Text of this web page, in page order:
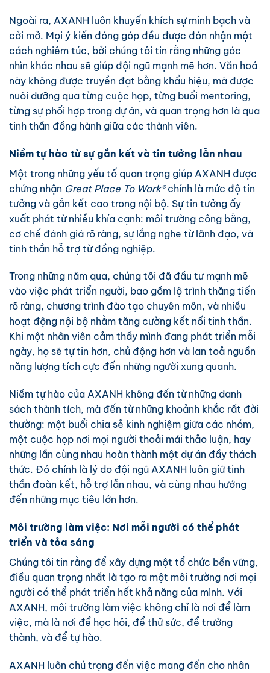
Ngoài ra, AXANH luôn khuyến khích sự minh bạch và
cởi mở. Mọi ý kiến đóng góp đều được đón nhận một
cách nghiêm túc, bởi chúng tôi tin rằng những góc
nhìn khác nhau sẽ giúp đội ngũ mạnh mẽ hơn. Văn hoá
này không được truyền đạt bằng khẩu hiệu, mà được
nuôi dưỡng qua từng cuộc họp, từng buổi mentoring,
từng sự phối hợp trong dự án, và quan trọng hơn là qua
tinh thần đồng hành giữa các thành viên.
Niềm tự hào từ sự gắn kết và tin tưởng lẫn nhau
Một trong những yếu tố quan trọng giúp AXANH được
chứng nhận Great Place To Work®chính là mức độ tin
tưởng và gắn kết cao trong nội bộ. Sự tin tưởng ấy
xuất phát từ nhiều khía cạnh: môi trường công bằng,
cơ chế đánh giá rõ ràng, sự lắng nghe từ lãnh đạo, và
tinh thần hỗ trợ từ đồng nghiệp.
Trong những năm qua, chúng tôi đã đầu tư mạnh mẽ
vào việc phát triển người, bao gồm lộ trình thăng tiến
rõ ràng, chương trình đào tạo chuyên môn, và nhiều
hoạt động nội bộ nhằm tăng cường kết nối tinh thần.
Khi một nhân viên cảm thấy mình đang phát triển mỗi
ngày, họ sẽ tự tin hơn, chủ động hơn và lan toả nguồn
năng lượng tích cực đến những người xung quanh.
Niềm tự hào của AXANH không đến từ những danh
sách thành tích, mà đến từ những khoảnh khắc rất đời
thường: một buổi chia sẻ kinh nghiệm giữa các nhóm,
một cuộc họp nơi mọi người thoải mái thảo luận, hay
những lần cùng nhau hoàn thành một dự án đầy thách
thức. Đó chính là lý do đội ngũ AXANH luôn giữ tinh
thần đoàn kết, hỗ trợ lẫn nhau, và cùng nhau hướng
đến những mục tiêu lớn hơn.
Môi trường làm việc: Nơi mỗi người có thể phát
triển và tỏa sáng
Chúng tôi tin rằng để xây dựng một tổ chức bền vững,
điều quan trọng nhất là tạo ra một môi trường nơi mọi
người có thể phát triển hết khả năng của mình. Với
AXANH, môi trường làm việc không chỉ là nơi để làm
việc, mà là nơi để học hỏi, để thử sức, để trưởng
thành, và để tự hào.
AXANH luôn chú trọng đến việc mang đến cho nhân